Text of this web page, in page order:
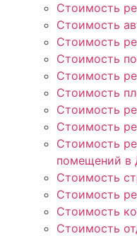
Стоимость
Стоимость
Стоимость
Стоимость
Стоимость
Стоимость
Стоимость
Стоимость
Стоимость
помещений в
Стоимость
Стоимость
Стоимость
Стоимость